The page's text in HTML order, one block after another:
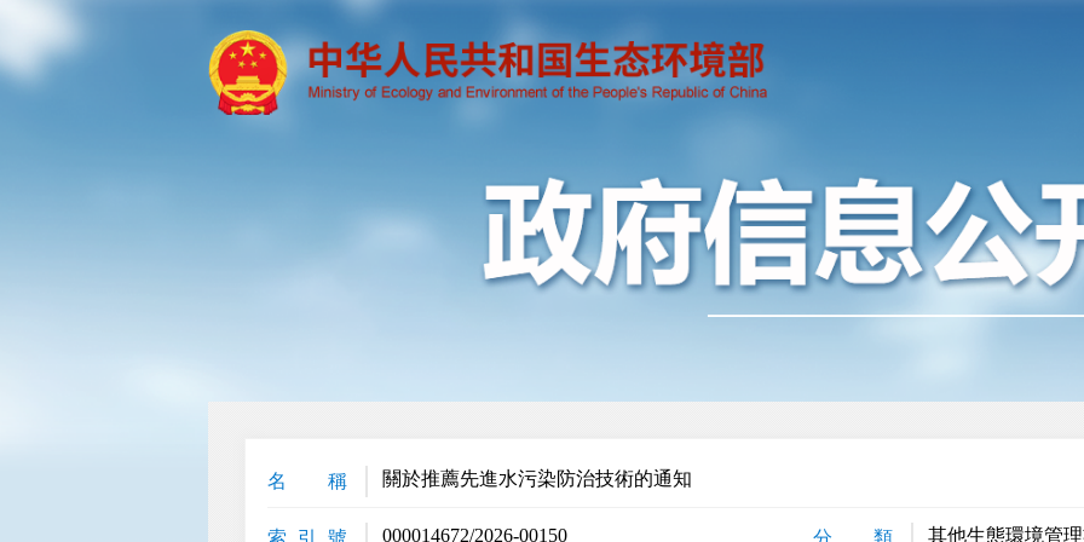
名 稱 關於推薦先進水污染防治技術的通知
索 引 號 000014672/2026-00150 分 類 其他生態環境管